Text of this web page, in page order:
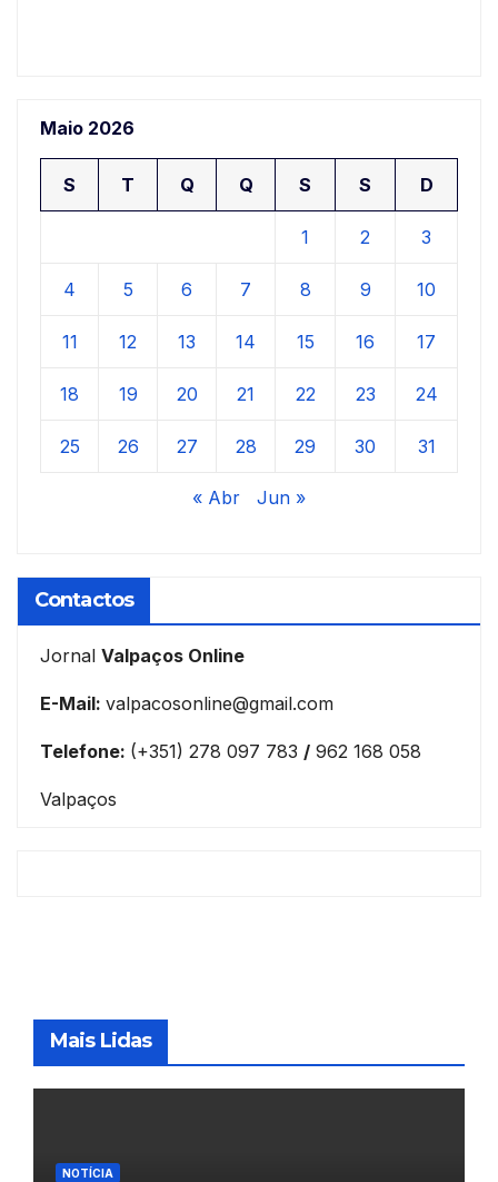
Maio 2026
S T Q Q S S D
1 2 3
4 5 6 7 8 9 10
11 12 13 14 15 16 17
18 19 20 21 22 23 24
25 26 27 28 29 30 31
« Abr Jun »
Contactos
Jornal Valpaços Online
E-Mail: valpacosonline@gmail.com
Telefone: (+351) 278 097 783 / 962 168 058
Valpaços
Mais Lidas
NOTÍCIA